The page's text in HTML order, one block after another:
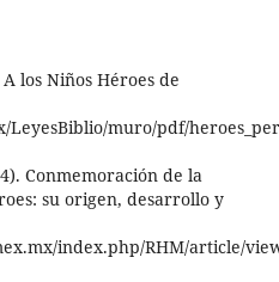
los Niños Héroes de
LeyesBiblio/muro/pdf/
Conmemoración de la
su origen, desarrollo y
index.php/RHM/article/